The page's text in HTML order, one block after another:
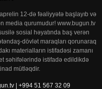
12-də fəaliyyətə başlayıb və
media qurumudur! www.bugun.tv
sosial həyatında baş verən
dövlət maraqları qorunaraq
materialların istifadəsi zamanı
səhifələrində istifadə edildikdə
mütləqdir.
| +994 51 567 32 09